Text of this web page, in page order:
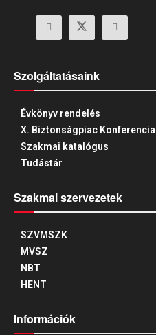
Szolgáltatásaink
Évkönyv rendelés
X. Biztonságpiac Konferencia
Szakmai katalógus
Tudástár
Szakmai szervezetek
SZVMSZK
MVSZ
NBT
HENT
Információk